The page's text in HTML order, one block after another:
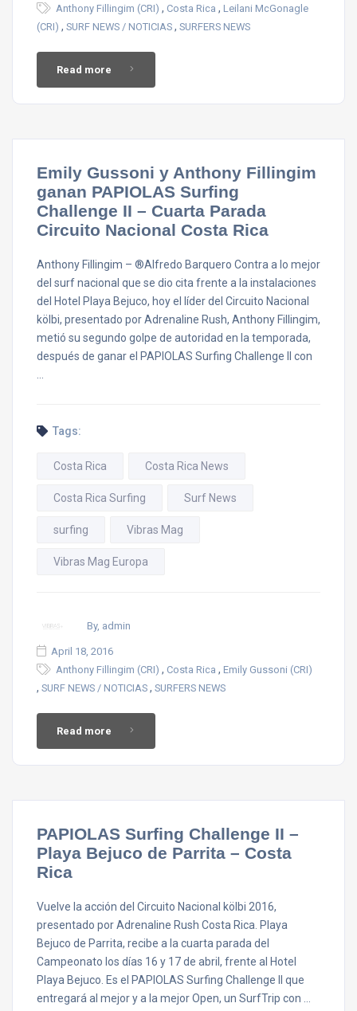
Anthony Fillingim (CRI) , Costa Rica , Leilani McGonagle
(CRI) , SURF NEWS / NOTICIAS , SURFERS NEWS
Read more
Emily Gussoni y Anthony Fillingim
ganan PAPIOLAS Surfing
Challenge II – Cuarta Parada
Circuito Nacional Costa Rica
Anthony Fillingim – ®Alfredo Barquero Contra a lo mejor
del surf nacional que se dio cita frente a la instalaciones
del Hotel Playa Bejuco, hoy el líder del Circuito Nacional
kölbi, presentado por Adrenaline Rush, Anthony Fillingim,
metió su segundo golpe de autoridad en la temporada,
después de ganar el PAPIOLAS Surfing Challenge II con
Tags:
Costa Rica Costa Rica News
Costa Rica Surfing Surf News
surfing Vibras Mag
Vibras Mag Europa
By, admin
April 18, 2016
Anthony Fillingim (CRI) , Costa Rica , Emily Gussoni (CRI)
, SURF NEWS / NOTICIAS , SURFERS NEWS
Read more
PAPIOLAS Surfing Challenge II –
Playa Bejuco de Parrita – Costa
Rica
Vuelve la acción del Circuito Nacional kölbi 2016,
presentado por Adrenaline Rush Costa Rica. Playa
Bejuco de Parrita, recibe a la cuarta parada del
Campeonato los días 16 y 17 de abril, frente al Hotel
Playa Bejuco. Es el PAPIOLAS Surfing Challenge II que
entregará al mejor y a la mejor Open, un SurfTrip con …